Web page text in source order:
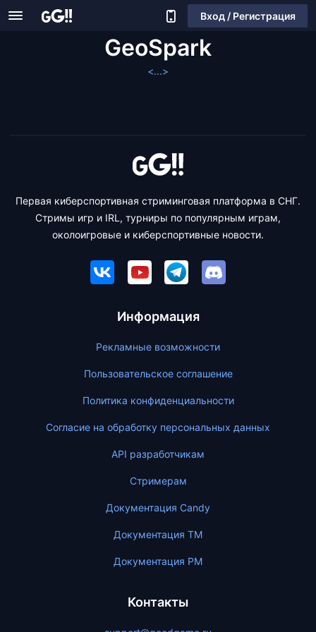
Вход / Регистрация
GeoSpark
<...>
Первая киберспортивная стриминговая платформа в СНГ.
Стримы игр и IRL, турниры по популярным играм,
околоигровые и киберспортивные новости.
Информация
Рекламные возможности
Пользовательское соглашение
Политика конфиденциальности
Согласие на обработку персональных данных
API разработчикам
Стримерам
Документация Candy
Документация ТМ
Документация PM
Контакты